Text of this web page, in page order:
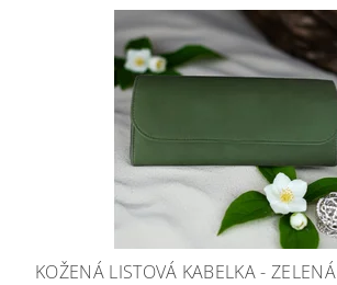
KOŽENÁ LISTOVÁ KABELKA - ZELENÁ